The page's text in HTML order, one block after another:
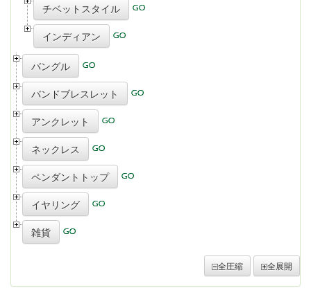
チベットスタイル
インディアン
バングル
バンドブレスレット
アンクレット
ネックレス
ペンダントトップ
イヤリング
雑貨
全圧縮 全展開